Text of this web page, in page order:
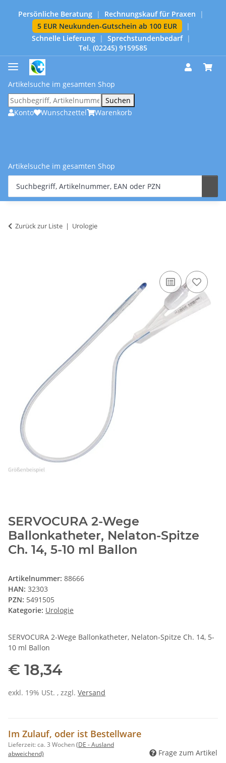
Persönliche Beratung | Rechnungskauf für Praxen
|
5 EUR Neukunden-Gutschein ab 100 EUR
|
Schnelle Lieferung
| Sprechstundenbedarf
|
Tel. (02245) 9159585
Artikelsuche im gesamten Shop
Suchen
Konto
Wunschzettel Warenkorb
Artikelsuche im gesamten Shop
Zurück zur Liste Urologie
SERVOCURA 2-Wege
Ballonkatheter, Nelaton-Spitze
Ch. 14, 5-10 ml Ballon
Artikelnummer: 88666
HAN: 32303
PZN: 5491505
Kategorie: Urologie
SERVOCURA 2-Wege Ballonkatheter, Nelaton-Spitze Ch. 14, 5-
10 ml Ballon
€ 18,34
exkl. 19% USt. , zzgl. Versand
Im Zulauf, oder ist Bestellware
Lieferzeit:ca. 3 Wochen(DE - Ausland
abweichend)
Frage zum Artikel